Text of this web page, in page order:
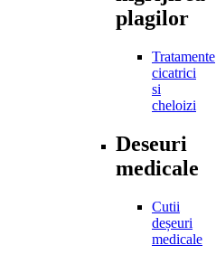
plagilor
Tratamente
cicatrici
si
cheloizi
Deseuri
medicale
Cutii
deșeuri
medicale